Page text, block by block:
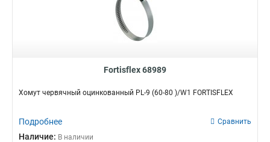
Fortisflex 68989
Хомут червячный оцинкованный PL-9 (60-80 )/W1 FORTISFLEX
Подробнее Сравнить
Наличие: В наличии